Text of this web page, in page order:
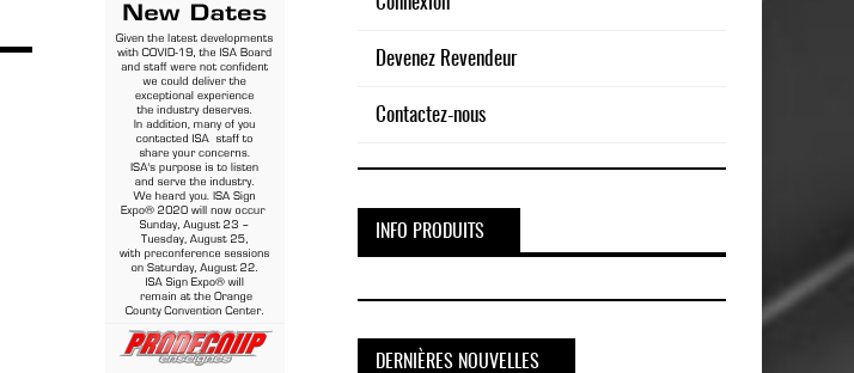
Devenez Revendeur
Contactez-nous
INFO PRODUITS
DERNIÈRES NOUVELLES